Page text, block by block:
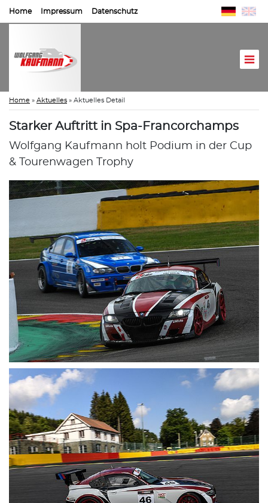
Home Impressum Datenschutz
Home » Aktuelles » Aktuelles Detail
Starker Auftritt in Spa-Francorchamps
Wolfgang Kaufmann holt Podium in der Cup
& Tourenwagen Trophy